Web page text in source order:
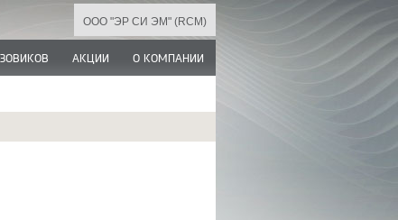
ООО "ЭР СИ ЭМ" (RCM)
АКЦИИ О КОМПАНИИ